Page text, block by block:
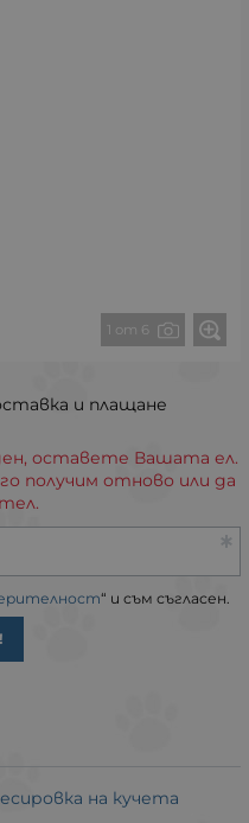
1 от 6
и плащане
оставете Вашата ел.
получим отново или да
“ и съм съгласен.
на кучета